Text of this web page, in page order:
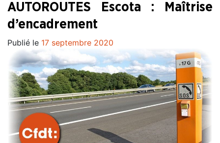
AUTOROUTES Escota : Maîtrise
d’encadrement
Publié le 17 septembre 2020